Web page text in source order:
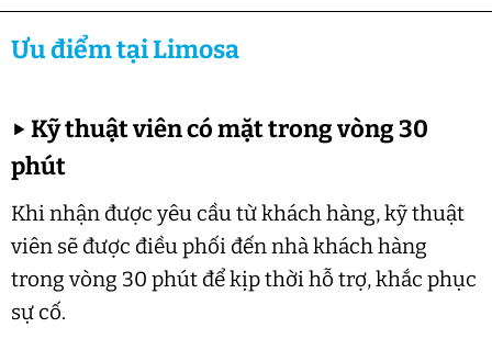
Ưu điểm tại Limosa
▶Kỹ thuật viên có mặt trong vòng 30
phút
Khi nhận được yêu cầu từ khách hàng, kỹ thuật
viên sẽ được điều phối đến nhà khách hàng
trong vòng 30 phút để kịp thời hỗ trợ, khắc phục
sự cố.